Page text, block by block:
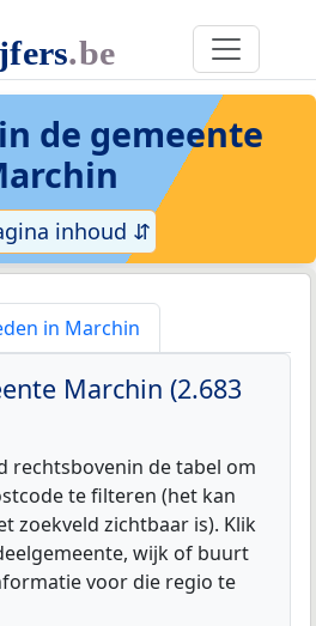
de gemeente
inhoud ⇵
in Marchin
Marchin (2.683
rechtsbovenin de tabel om
te filteren (het kan
zoekveld zichtbaar is). Klik
wijk of buurt
voor die regio te